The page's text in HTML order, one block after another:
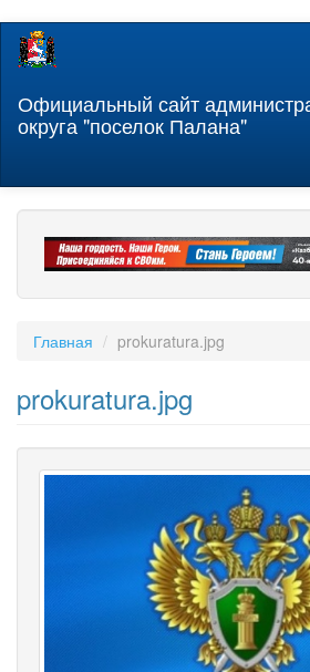
Перейти
содержанию
Официальный сайт
округа "поселок Палана"
Главная prokuratura.jpg
prokuratura.jpg